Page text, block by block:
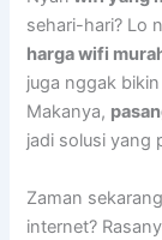
sehari-hari? Lo
harga wifi
juga nggak
Makanya,
jadi solusi yang
Zaman
internet?